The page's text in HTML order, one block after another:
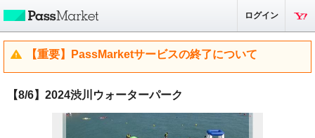
ログイン
【重要】PassMarketサービスの終了について
【8/6】2024渋川ウォーターパーク